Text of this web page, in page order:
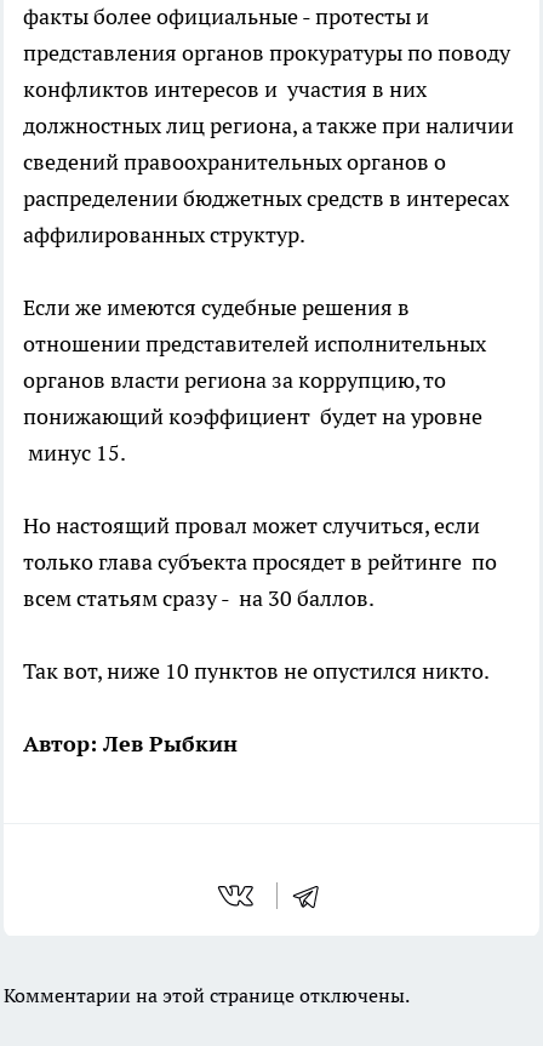
факты более официальные - протесты и
представления органов прокуратуры по поводу
конфликтов интересов и участия в них
должностных лиц региона, а также при наличии
сведений правоохранительных органов о
распределении бюджетных средств в интересах
аффилированных структур.
Если же имеются судебные решения в
отношении представителей исполнительных
органов власти региона за коррупцию, то
понижающий коэффициент будет на уровне
минус 15.
Но настоящий провал может случиться, если
только глава субъекта просядет в рейтинге по
всем статьям сразу - на 30 баллов.
Так вот, ниже 10 пунктов не опустился никто.
Автор: Лев Рыбкин
Комментарии на этой странице отключены.